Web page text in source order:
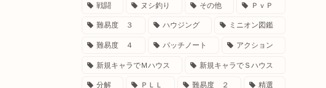
戦闘 ヌシ釣り その他 ＰｖＰ
難易度 ３ ハウジング ミニオン図鑑
難易度 ４ パッチノート アクション
新規キャラでＭハウス 新規キャラでＳハウス
分解 ＰＬＬ 難易度 ２ 精選